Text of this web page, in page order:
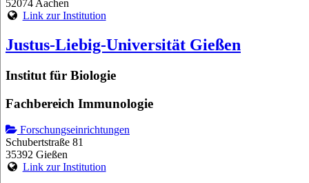
52074 Aachen
Link zur Institution
Justus-Liebig-Universität Gießen
Institut für Biologie
Fachbereich Immunologie
Forschungseinrichtungen
Schubertstraße 81
35392 Gießen
Link zur Institution